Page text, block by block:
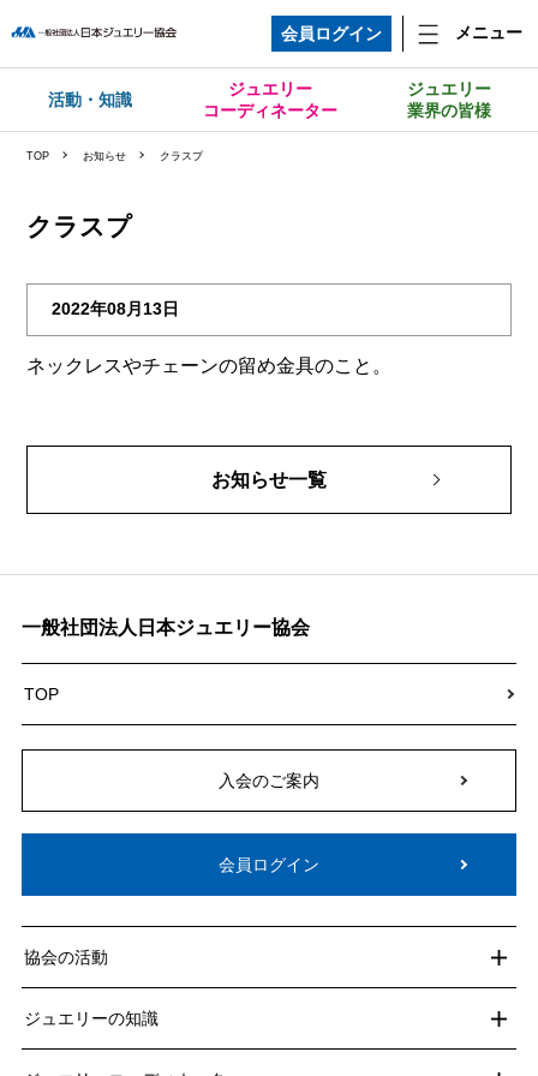
会員ログイン メニュー
活動・知識
ジュエリー
コーディネーター
ジュエリー
業界の皆様
TOP お知らせ クラスプ
クラスプ
2022年08月13日
ネックレスやチェーンの留め金具のこと。
お知らせ一覧
一般社団法人日本ジュエリー協会
TOP
入会のご案内
会員ログイン
協会の活動
ジュエリーの知識